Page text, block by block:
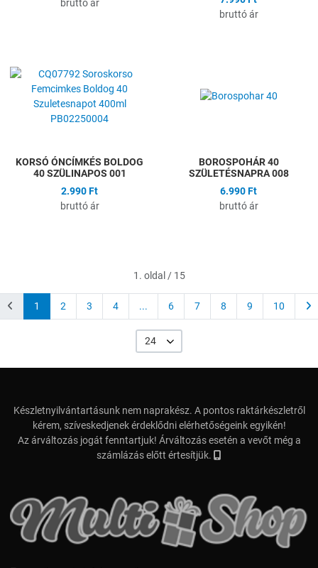
bruttó ár
bruttó ár
Összehasonlítás
KORSÓ ÓNCÍMKÉS BOLDOG
40 SZÜLINAPOS 001
2.990 Ft
bruttó ár
BOROSPOHÁR 40
SZÜLETÉSNAPRA 008
6.990 Ft
bruttó ár
1. oldal / 15
1 2 3 4 ... 6 7 8 9 10
24
Készletnyilvántartásunk nem naprakész. A pontos raktárkészletről
kérem, szíveskedjenek érdeklődni elérhetőségeink egyikén!
Az árváltozás jogát fenntartjuk! Árváltozás esetén a vevőt még a
számlázás előtt értesítjük.